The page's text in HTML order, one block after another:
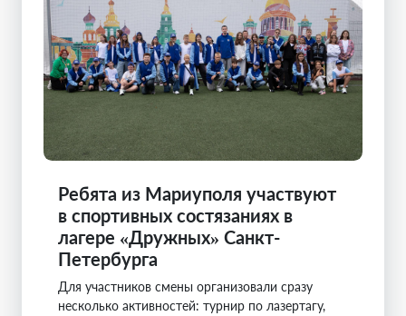
Ребята из Мариуполя участвуют
в спортивных состязаниях в
лагере «Дружных» Санкт-
Петербурга
Для участников смены организовали сразу
несколько активностей: турнир по лазертагу,